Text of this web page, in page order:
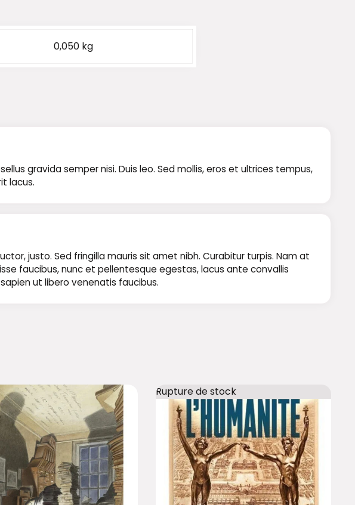
0,050 kg
gravida semper nisi. Duis leo. Sed mollis, eros et ultrices tempus,
lacus.
justo. Sed fringilla mauris sit amet nibh. Curabitur turpis. Nam at
faucibus, nunc et pellentesque egestas, lacus ante convallis
ut libero venenatis faucibus.
Rupture de stock